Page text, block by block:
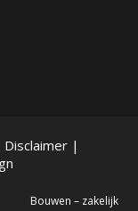
Disclaimer|
Bouwen – zakelijk